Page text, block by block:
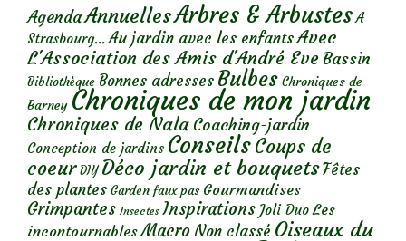
AgendaAnnuellesArbres & Arbustes A
Strasbourg... Au jardin avec les enfantsAvec
L'Association des Amis d'André Eve Bassin
Bibliothèque Bonnes adresses Bulbes Chroniques de
Barney Chroniques de mon jardin
Chroniques de Nala Coaching-jardin
Conception de jardins ConseilsCoups de
coeur DIY Déco jardin et bouquetsFêtes
des plantes Garden faux pas Gourmandises
Grimpantes Insectes Inspirations Joli Duo Les
incontournables Macro Non classé Oiseaux du